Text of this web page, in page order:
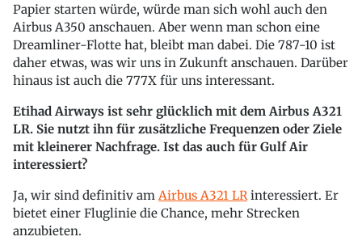
Papier starten würde, würde man sich wohl auch den
Airbus A350 anschauen. Aber wenn man schon eine
Dreamliner-Flotte hat, bleibt man dabei. Die 787-10 ist
daher etwas, was wir uns in Zukunft anschauen. Darüber
hinaus ist auch die 777X für uns interessant.
Etihad Airways ist sehr glücklich mit dem Airbus A321
LR. Sie nutzt ihn für zusätzliche Frequenzen oder Ziele
mit kleinerer Nachfrage. Ist das auch für Gulf Air
interessiert?
Ja, wir sind definitiv am Airbus A321 LR interessiert. Er
bietet einer Fluglinie die Chance, mehr Strecken
anzubieten.